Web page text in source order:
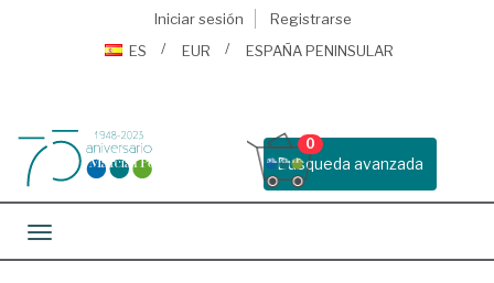
Iniciar sesión
Registrarse
ES
EUR ESPAÑA PENINSULAR
Busqueda avanzada
0
Toggle navigation